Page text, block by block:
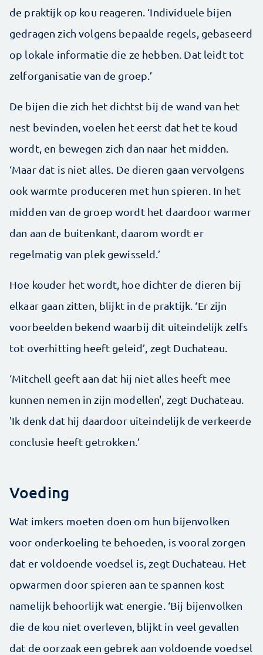
de praktijk op kou reageren. ‘Individuele bijen
gedragen zich volgens bepaalde regels, gebaseerd
op lokale informatie die ze hebben. Dat leidt tot
zelforganisatie van de groep.’
De bijen die zich het dichtst bij de wand van het
nest bevinden, voelen het eerst dat het te koud
wordt, en bewegen zich dan naar het midden.
‘Maar dat is niet alles. De dieren gaan vervolgens
ook warmte produceren met hun spieren. In het
midden van de groep wordt het daardoor warmer
dan aan de buitenkant, daarom wordt er
regelmatig van plek gewisseld.’
Hoe kouder het wordt, hoe dichter de dieren bij
elkaar gaan zitten, blijkt in de praktijk. ‘Er zijn
voorbeelden bekend waarbij dit uiteindelijk zelfs
tot overhitting heeft geleid’, zegt Duchateau.
‘Mitchell geeft aan dat hij niet alles heeft mee
kunnen nemen in zijn modellen', zegt Duchateau.
'Ik denk dat hij daardoor uiteindelijk de verkeerde
conclusie heeft getrokken.’
Voeding
Wat imkers moeten doen om hun bijenvolken
voor onderkoeling te behoeden, is vooral zorgen
dat er voldoende voedsel is, zegt Duchateau. Het
opwarmen door spieren aan te spannen kost
namelijk behoorlijk wat energie. ‘Bij bijenvolken
die de kou niet overleven, blijkt in veel gevallen
dat de oorzaak een gebrek aan voldoende voedsel